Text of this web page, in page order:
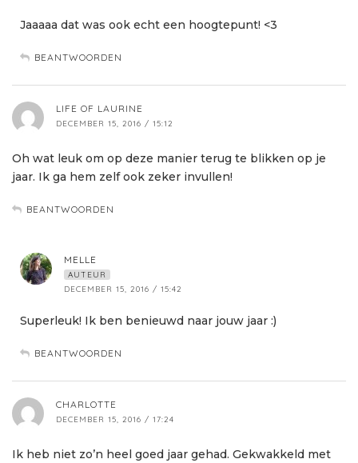
Jaaaaa dat was ook echt een hoogtepunt! <3
BEANTWOORDEN
LIFE OF LAURINE
DECEMBER 15, 2016 / 15:12
Oh wat leuk om op deze manier terug te blikken op je
jaar. Ik ga hem zelf ook zeker invullen!
BEANTWOORDEN
MELLE
AUTEUR
DECEMBER 15, 2016 / 15:42
Superleuk! Ik ben benieuwd naar jouw jaar :)
BEANTWOORDEN
CHARLOTTE
DECEMBER 15, 2016 / 17:24
Ik heb niet zo’n heel goed jaar gehad. Gekwakkeld met